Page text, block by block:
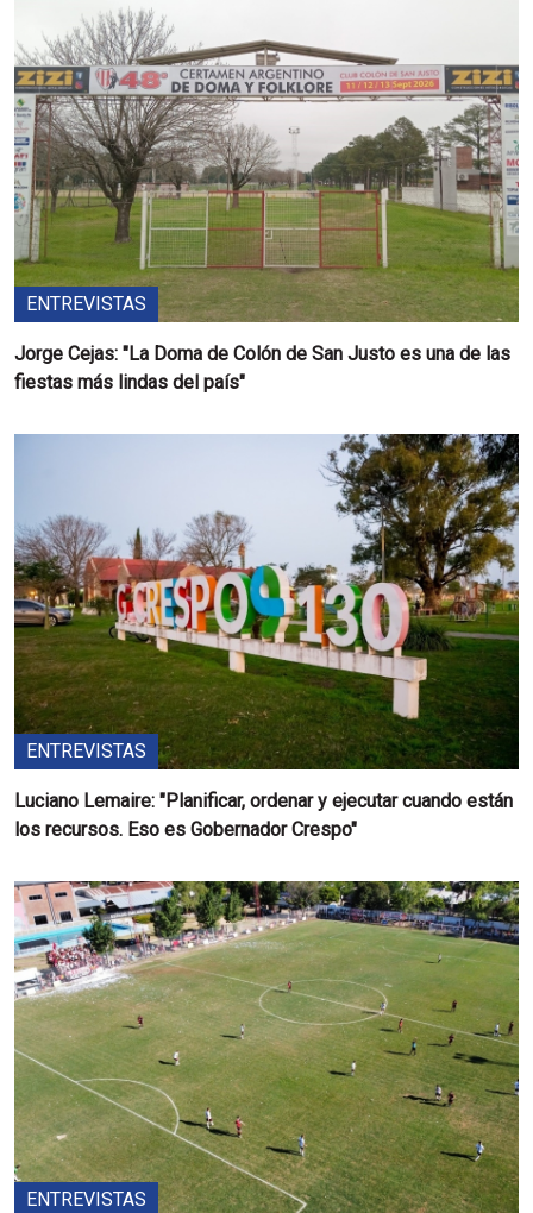
ENTREVISTAS
Jorge Cejas: "La Doma de Colón de San Justo es una de las
fiestas más lindas del país"
ENTREVISTAS
Luciano Lemaire: "Planificar, ordenar y ejecutar cuando están
los recursos. Eso es Gobernador Crespo"
ENTREVISTAS